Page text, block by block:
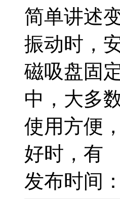
简单讲述
振动时，
磁吸盘固
中，大多
使用方便
好时，有
发布时间